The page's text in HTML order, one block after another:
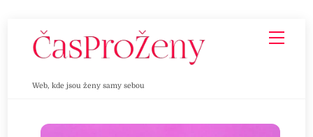
Web, kde jsou ženy samy sebou